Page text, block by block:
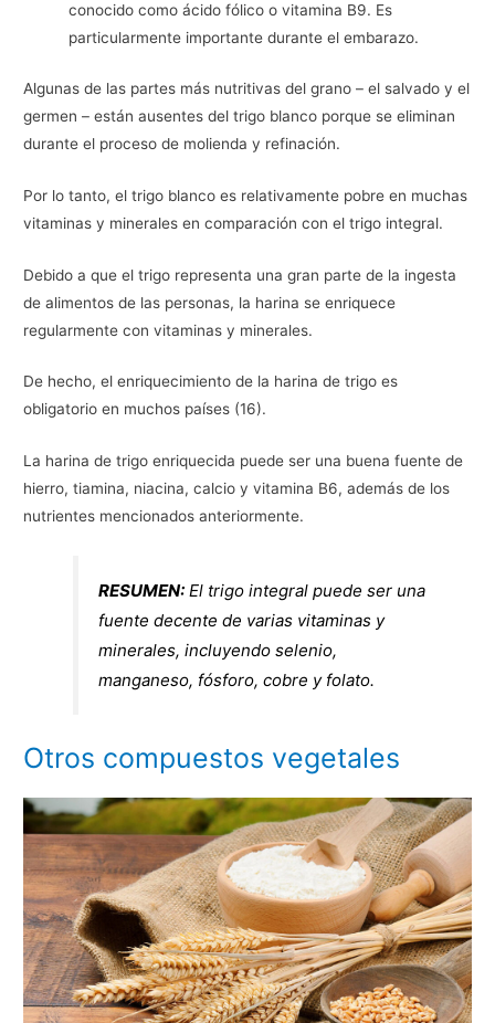
conocido como ácido fólico o vitamina B9. Es
particularmente importante durante el embarazo.
Algunas de las partes más nutritivas del grano – el salvado y el
germen – están ausentes del trigo blanco porque se eliminan
durante el proceso de molienda y refinación.
Por lo tanto, el trigo blanco es relativamente pobre en muchas
vitaminas y minerales en comparación con el trigo integral.
Debido a que el trigo representa una gran parte de la ingesta
de alimentos de las personas, la harina se enriquece
regularmente con vitaminas y minerales.
De hecho, el enriquecimiento de la harina de trigo es
obligatorio en muchos países (16).
La harina de trigo enriquecida puede ser una buena fuente de
hierro, tiamina, niacina, calcio y vitamina B6, además de los
nutrientes mencionados anteriormente.
RESUMEN: El trigo integral puede ser una
fuente decente de varias vitaminas y
minerales, incluyendo selenio,
manganeso, fósforo, cobre y folato.
Otros compuestos vegetales